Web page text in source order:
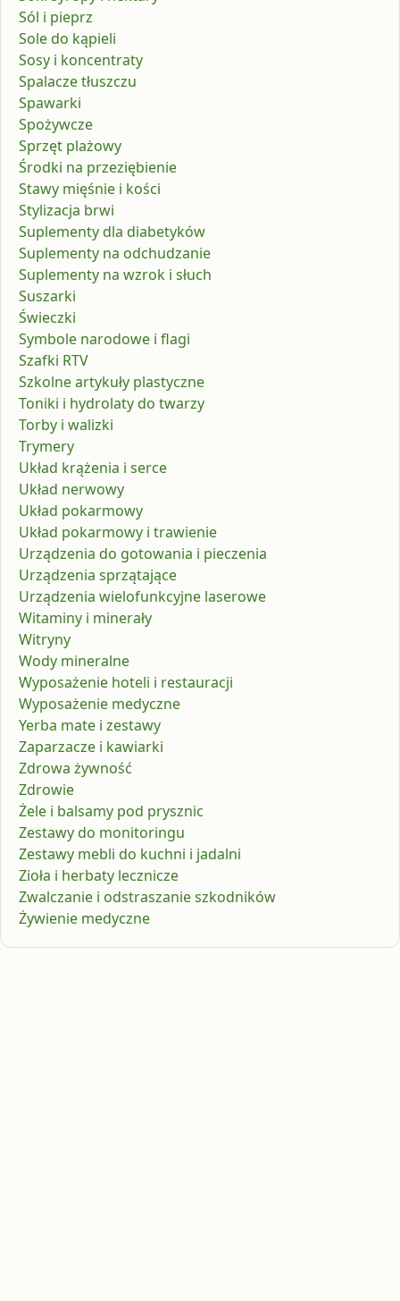
Sól i pieprz
Sole do kąpieli
Sosy i koncentraty
Spalacze tłuszczu
Spawarki
Spożywcze
Sprzęt plażowy
Środki na przeziębienie
Stawy mięśnie i kości
Stylizacja brwi
Suplementy dla diabetyków
Suplementy na odchudzanie
Suplementy na wzrok i słuch
Suszarki
Świeczki
Symbole narodowe i flagi
Szafki RTV
Szkolne artykuły plastyczne
Toniki i hydrolaty do twarzy
Torby i walizki
Trymery
Układ krążenia i serce
Układ nerwowy
Układ pokarmowy
Układ pokarmowy i trawienie
Urządzenia do gotowania i pieczenia
Urządzenia sprzątające
Urządzenia wielofunkcyjne laserowe
Witaminy i minerały
Witryny
Wody mineralne
Wyposażenie hoteli i restauracji
Wyposażenie medyczne
Yerba mate i zestawy
Zaparzacze i kawiarki
Zdrowa żywność
Zdrowie
Żele i balsamy pod prysznic
Zestawy do monitoringu
Zestawy mebli do kuchni i jadalni
Zioła i herbaty lecznicze
Zwalczanie i odstraszanie szkodników
Żywienie medyczne